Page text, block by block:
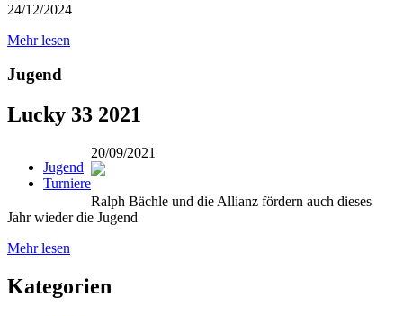
24/12/2024
Mehr lesen
Jugend
Lucky 33 2021
Jugend
Turniere
20/09/2021
Ralph Bächle und die Allianz fördern auch dieses
Jahr wieder die Jugend
Mehr lesen
Kategorien